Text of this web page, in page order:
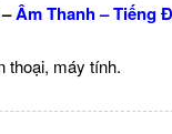
–Âm Thanh – Tiếng
thoại, máy tính.